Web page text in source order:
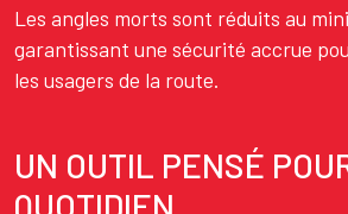
Les angles morts sont réduits au
garantissant une sécurité accrue
les usagers de la route.
UN OUTIL PENSÉ
QUOTIDIEN